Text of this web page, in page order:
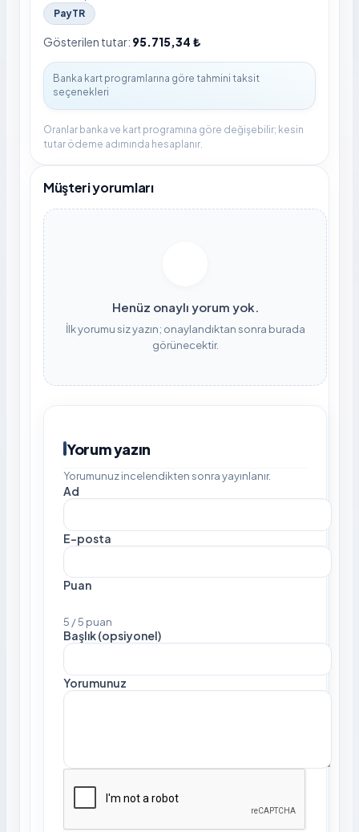
PayTR
Gösterilen tutar: 95.715,34 ₺
Oranlar banka ve kart programına göre değişebilir; kesin
tutar ödeme adımında hesaplanır.
Müşteri yorumları
Henüz onaylı yorum yok.
İlk yorumu siz yazın; onaylandıktan sonra burada
görünecektir.
Yorum yazın
Yorumunuz incelendikten sonra yayınlanır.
Ad
E-posta
Puan
5 / 5 puan
Başlık (opsiyonel)
Yorumunuz